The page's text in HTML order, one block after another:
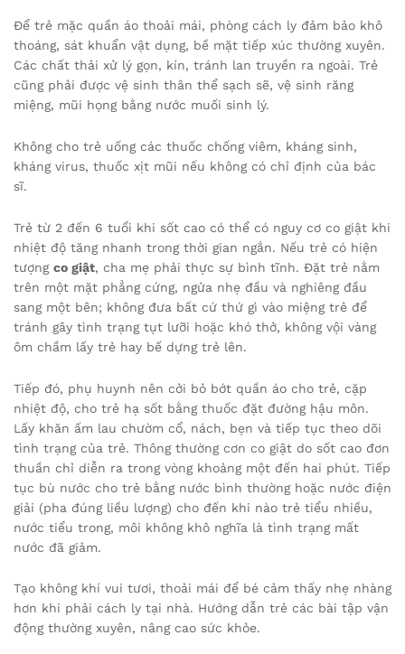
Để trẻ mặc quần áo thoải mái, phòng cách ly đảm bảo khô
thoáng, sát khuẩn vật dụng, bề mặt tiếp xúc thường xuyên.
Các chất thải xử lý gọn, kín, tránh lan truyền ra ngoài. Trẻ
cũng phải được vệ sinh thân thể sạch sẽ, vệ sinh răng
miệng, mũi họng bằng nước muối sinh lý.
Không cho trẻ uống các thuốc chống viêm, kháng sinh,
kháng virus, thuốc xịt mũi nếu không có chỉ định của bác
sĩ.
Trẻ từ 2 đến 6 tuổi khi sốt cao có thể có nguy cơ co giật khi
nhiệt độ tăng nhanh trong thời gian ngắn. Nếu trẻ có hiện
tượng co giật, cha mẹ phải thực sự bình tĩnh. Đặt trẻ nằm
trên một mặt phẳng cứng, ngửa nhẹ đầu và nghiêng đầu
sang một bên; không đưa bất cứ thứ gì vào miệng trẻ để
tránh gây tình trạng tụt lưỡi hoặc khó thở, không vội vàng
ôm chầm lấy trẻ hay bế dựng trẻ lên.
Tiếp đó, phụ huynh nên cởi bỏ bớt quần áo cho trẻ, cặp
nhiệt độ, cho trẻ hạ sốt bằng thuốc đặt đường hậu môn.
Lấy khăn ấm lau chườm cổ, nách, bẹn và tiếp tục theo dõi
tình trạng của trẻ. Thông thường cơn co giật do sốt cao đơn
thuần chỉ diễn ra trong vòng khoảng một đến hai phút. Tiếp
tục bù nước cho trẻ bằng nước bình thường hoặc nước điện
giải (pha đúng liều lượng) cho đến khi nào trẻ tiểu nhiều,
nước tiểu trong, môi không khô nghĩa là tình trạng mất
nước đã giảm.
Tạo không khí vui tươi, thoải mái để bé cảm thấy nhẹ nhàng
hơn khi phải cách ly tại nhà. Hướng dẫn trẻ các bài tập vận
động thường xuyên, nâng cao sức khỏe.